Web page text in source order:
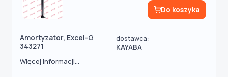
Amortyzator, Excel-G
343271
dostawca:
KAYABA
Do koszyka
Więcej informacji...